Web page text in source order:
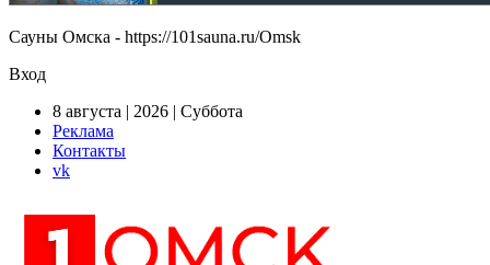
Сауны Омска - https://101sauna.ru/Omsk
Вход
8 августа | 2026 | Суббота
Реклама
Контакты
vk